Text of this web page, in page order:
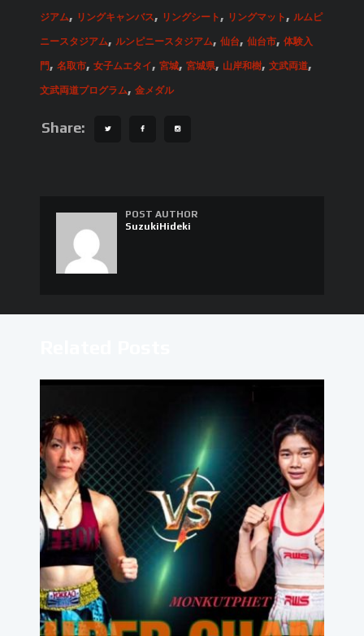
ジアム, リングキャンバス, リングシート , リングマット , ルムピ
ニースタジアム, ルンピニースタジアム, 仙台, 仙台市, 体験入
門 , 名取市, 女子ムエタイ, 宮城, 宮城県, 山岸和樹, 文武両道,
文武両道プログラム, 金メダル
Share:
POST AUTHOR
SuzukiHideki